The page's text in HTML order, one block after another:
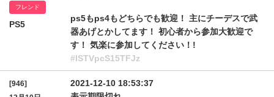
フレンド
PS5
ps5もps4もどちらでも歓迎！ 主にチーデスで武
器あげとかしてます！ 初心者から参加大歓迎で
す！ 気楽に参加してください！!
#lSTVpcS15TFJz
[946]
2021-12-10 18:53:37